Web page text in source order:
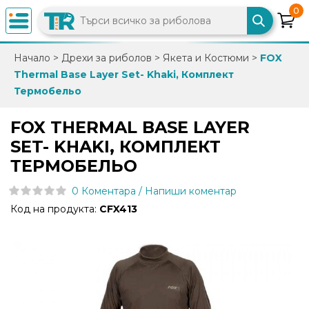
×
0882
892
info@trfish.com
Вход
0
Начало > Дрехи за риболов > Якета и Костюми > FOX
Thermal Base Layer Set- Khaki, Комплект
Термобельо
FOX THERMAL BASE LAYER
SET- KHAKI, КОМПЛЕКТ
ТЕРМОБЕЛЬО
0 Коментара / Напиши коментар
Код на продукта: CFX413